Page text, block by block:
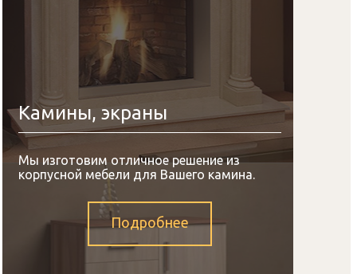
Камины, экраны
Мы изготовим отличное решение из
корпусной мебели для Вашего камина.
Подробнее